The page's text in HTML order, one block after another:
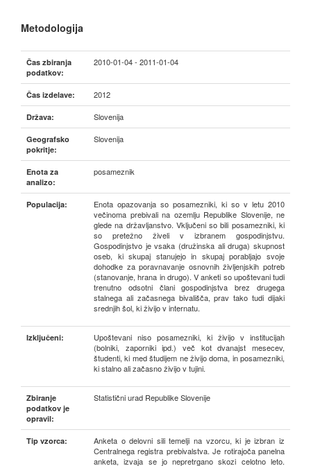
Metodologija
Čas zbiranja
podatkov:
2010-01-04 - 2011-01-04
Čas izdelave: 2012
Država: Slovenija
Geografsko
pokritje:
Slovenija
Enota za
analizo:
posameznik
Populacija:
Enota opazovanja so posamezniki, ki so v letu 2010
večinoma prebivali na ozemlju Republike Slovenije, ne
glede na državljanstvo. Vključeni so bili posamezniki, ki
so pretežno živeli v izbranem gospodinjstvu.
Gospodinjstvo je vsaka (družinska ali druga) skupnost
oseb, ki skupaj stanujejo in skupaj porabljajo svoje
dohodke za poravnavanje osnovnih življenjskih potreb
(stanovanje, hrana in drugo). V anketi so upoštevani tudi
trenutno odsotni člani gospodinjstva brez drugega
stalnega ali začasnega bivališča, prav tako tudi dijaki
srednjih šol, ki živijo v internatu.
Izključeni:
Upoštevani niso posamezniki, ki živijo v institucijah
(bolniki, zaporniki ipd.) več kot dvanajst mesecev,
študenti, ki med študijem ne živijo doma, in posamezniki,
ki stalno ali začasno živijo v tujini.
Zbiranje
podatkov je
opravil:
Statistični urad Republike Slovenije
Tip vzorca:
Anketa o delovni sili temelji na vzorcu, ki je izbran iz
Centralnega registra prebivalstva. Je rotirajoča panelna
anketa, izvaja se jo nepretrgano skozi celotno leto.